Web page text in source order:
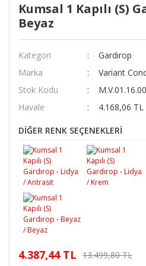
Kumsal 1 Kapılı (S)
Beyaz
Kategori
Gardırop
Marka
Variant
Stok Kodu
Havale
4.168,06
DİĞER RENK SEÇENEKLERİ
4.387,44 TL 13.499,80 TL